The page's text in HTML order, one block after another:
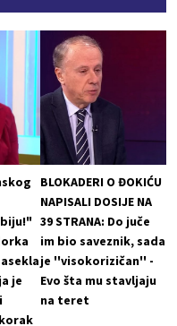
je
BLOKADERI O ĐOKIĆU
NAPISALI DOSIJE NA
39 STRANA: Do juče
im bio saveznik, sada
je ''visokorizičan'' -
Evo šta mu stavljaju
na teret